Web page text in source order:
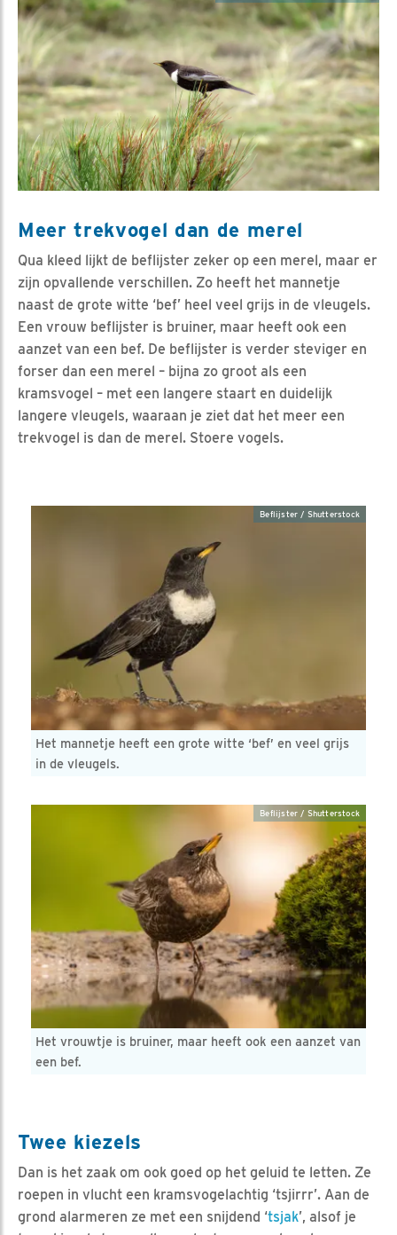
Meer trekvogel dan de merel
Qua kleed lijkt de beflijster zeker op een merel, maar er
zijn opvallende verschillen. Zo heeft het mannetje
naast de grote witte ‘bef’ heel veel grijs in de vleugels.
Een vrouw beflijster is bruiner, maar heeft ook een
aanzet van een bef. De beflijster is verder steviger en
forser dan een merel – bijna zo groot als een
kramsvogel – met een langere staart en duidelijk
langere vleugels, waaraan je ziet dat het meer een
trekvogel is dan de merel. Stoere vogels.
Het mannetje heeft een grote witte ‘bef’ en veel grijs
in de vleugels.
Beflijster / Shutterstock
Het vrouwtje is bruiner, maar heeft ook een aanzet van
een bef.
Beflijster / Shutterstock
Twee kiezels
Dan is het zaak om ook goed op het geluid te letten. Ze
roepen in vlucht een kramsvogelachtig ‘tsjirrr’. Aan de
grond alarmeren ze met een snijdend ‘tsjak’, alsof je